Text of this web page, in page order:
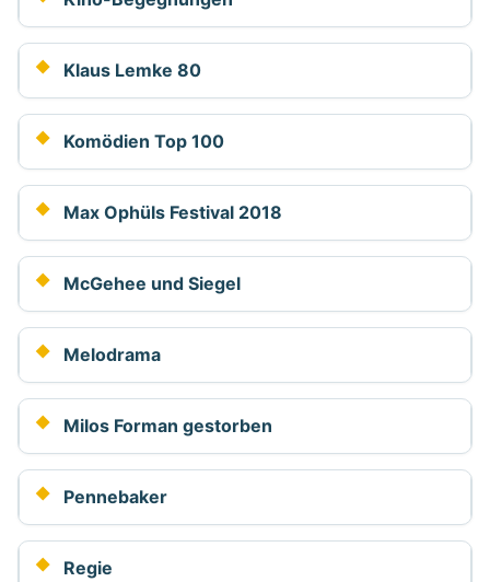
Klaus Lemke 80
Komödien Top 100
Max Ophüls Festival 2018
McGehee und Siegel
Melodrama
Milos Forman gestorben
Pennebaker
Regie